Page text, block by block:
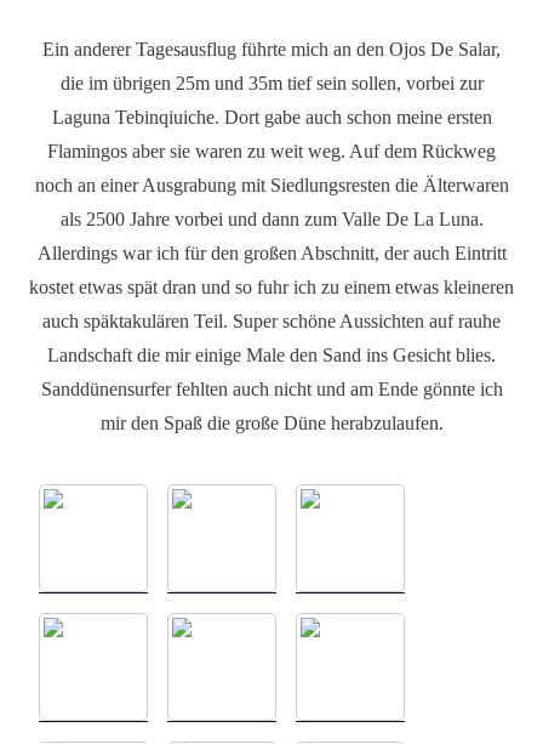
Ein anderer Tagesausflug führte mich an den Ojos De Salar,
die im übrigen 25m und 35m tief sein sollen, vorbei zur
Laguna Tebinqiuiche. Dort gabe auch schon meine ersten
Flamingos aber sie waren zu weit weg. Auf dem Rückweg
noch an einer Ausgrabung mit Siedlungsresten die Älterwaren
als 2500 Jahre vorbei und dann zum Valle De La Luna.
Allerdings war ich für den großen Abschnitt, der auch Eintritt
kostet etwas spät dran und so fuhr ich zu einem etwas kleineren
auch späktakulären Teil. Super schöne Aussichten auf rauhe
Landschaft die mir einige Male den Sand ins Gesicht blies.
Sanddünensurfer fehlten auch nicht und am Ende gönnte ich
mir den Spaß die große Düne herabzulaufen.